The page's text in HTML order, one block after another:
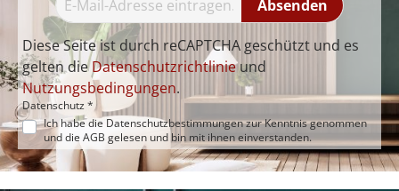
Absenden
Diese Seite ist durch reCAPTCHA geschützt und es
gelten dieDatenschutzrichtlinieund
Nutzungsbedingungen.
Datenschutz *
Ich habe die Datenschutzbestimmungenzur Kenntnis genommen
und die AGB gelesen und bin mit ihnen einverstanden.